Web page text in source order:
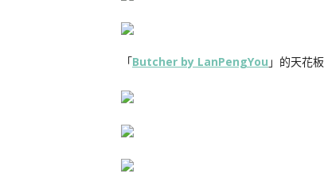
「Butcher by LanPengYou 」的天花